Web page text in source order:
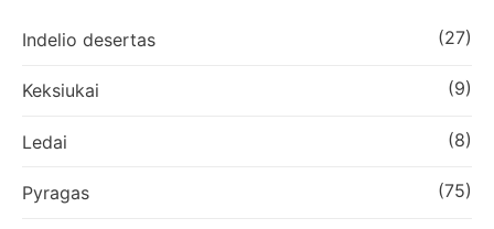
Indelio desertas (27)
Keksiukai (9)
Ledai (8)
Pyragas (75)